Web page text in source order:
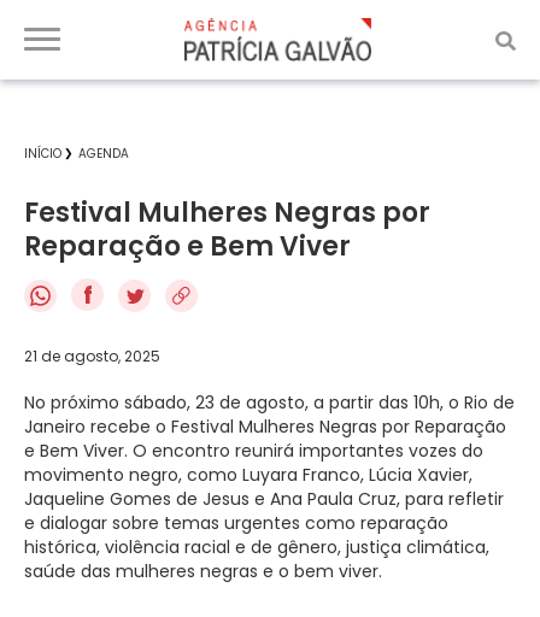
INÍCIO AGENDA
Festival Mulheres Negras por
Reparação e Bem Viver
f
21 de agosto, 2025
No próximo sábado, 23 de agosto, a partir das 10h, o Rio de
Janeiro recebe o Festival Mulheres Negras por Reparação
e Bem Viver. O encontro reunirá importantes vozes do
movimento negro, como Luyara Franco, Lúcia Xavier,
Jaqueline Gomes de Jesus e Ana Paula Cruz, para refletir
e dialogar sobre temas urgentes como reparação
histórica, violência racial e de gênero, justiça climática,
saúde das mulheres negras e o bem viver.